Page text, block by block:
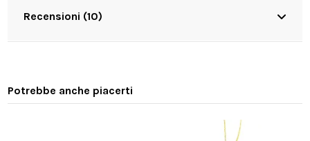
Recensioni (10)
Potrebbe anche piacerti